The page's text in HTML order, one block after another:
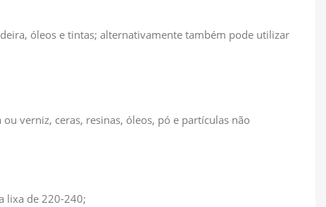
óleos e tintas; alternativamente também pode utilizar
verniz, ceras, resinas, óleos, pó e partículas não
lixa de 220-240;